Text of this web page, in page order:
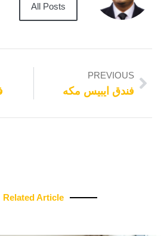
All Posts
PREVIOUS
فندق ايبيس مكه
Related Article